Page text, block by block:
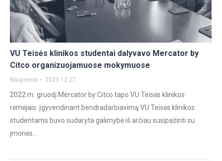
VU Teisės klinikos studentai dalyvavo Mercator by
Citco organizuojamuose mokymuose
Naujienos 2023 12 27
2022 m. gruodį Mercator by Citco tapo VU Teisės klinikos
rėmėjais. Įgyvendinant bendradarbiavimą VU Teisės klinikos
studentams buvo sudaryta galimybė iš arčiau susipažinti su
įmonės…